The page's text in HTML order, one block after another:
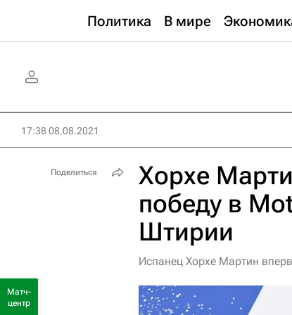
Политика В мире
17:38 08.08.2021
Хорхе
победу в
Штирии
Испанец Хорхе Мартин
Поделиться
Матч-
центр